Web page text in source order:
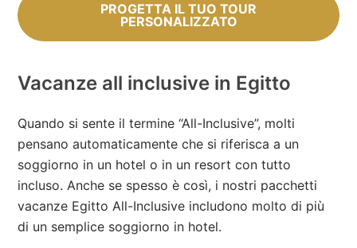
PROGETTA IL TUO TOUR
PERSONALIZZATO
Vacanze all inclusive in Egitto
Quando si sente il termine “All-Inclusive”, molti
pensano automaticamente che si riferisca a un
soggiorno in un hotel o in un resort con tutto
incluso. Anche se spesso è così, i nostri pacchetti
vacanze Egitto All-Inclusive includono molto di più
di un semplice soggiorno in hotel.